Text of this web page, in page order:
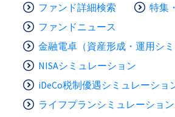
ファンド詳細検索
特集
ファンドニュース
金融電卓（資産形成・運用シミ
NISAシミュレーション
iDeCo税制優遇シミュレーショ
ライフプランシミュレーション